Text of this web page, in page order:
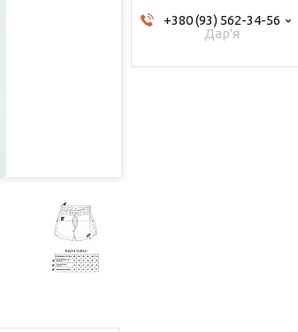
+380 (93) 562-34-56
Дар'я